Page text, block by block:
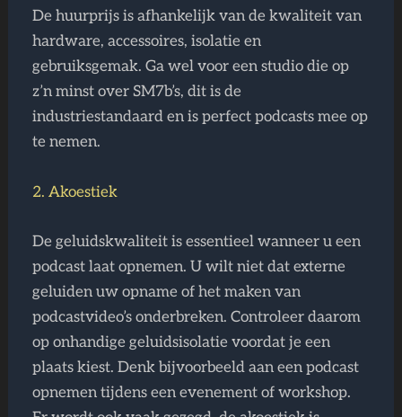
De huurprijs is afhankelijk van de kwaliteit van
hardware, accessoires, isolatie en
gebruiksgemak. Ga wel voor een studio die op
z’n minst over SM7b’s, dit is de
industriestandaard en is perfect podcasts mee op
te nemen.
2. Akoestiek
De geluidskwaliteit is essentieel wanneer u een
podcast laat opnemen. U wilt niet dat externe
geluiden uw opname of het maken van
podcastvideo’s onderbreken. Controleer daarom
op onhandige geluidsisolatie voordat je een
plaats kiest. Denk bijvoorbeeld aan een podcast
opnemen tijdens een evenement of workshop.